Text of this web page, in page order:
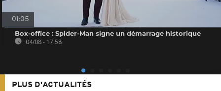
01:05
Box-office : Spider-Man signe un démarrage historique
04/08 - 17:58
PLUS D'ACTUALITÉS